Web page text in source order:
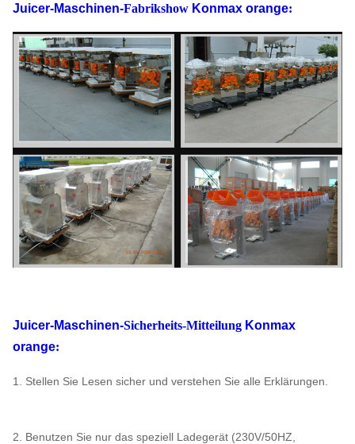
Juicer-Maschinen-Fabrikshow Konmax orange:
Juicer-Maschinen-Sicherheits-Mitteilung Konmax
orange:
1. Stellen Sie Lesen sicher und verstehen Sie alle Erklärungen.
2. Benutzen Sie nur das speziell Ladegerät (230V/50HZ,